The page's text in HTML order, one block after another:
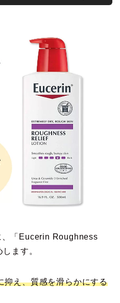
、「Eucerin Roughness
ます。
抑え、質感を滑らかにする